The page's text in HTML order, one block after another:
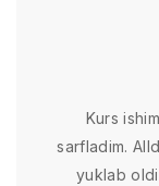
Kurs
sarfladim.
yuklab